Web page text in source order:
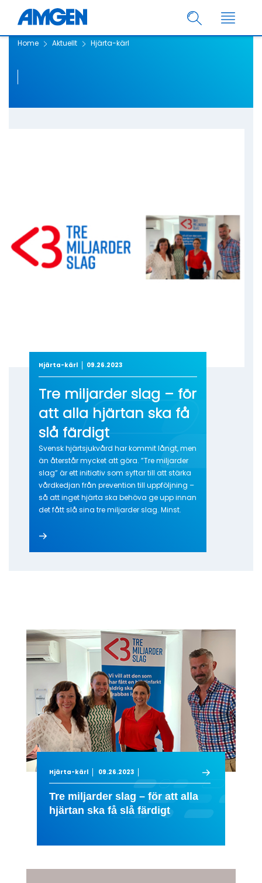
Home Aktuellt Hjärta-kärl
Hjärta-kärl 09.26.2023
Tre miljarder slag – för
att alla hjärtan ska få
slå färdigt
Svensk hjärtsjukvård har kommit långt, men
än återstår mycket att göra. ”Tre miljarder
slag” är ett initiativ som syftar till att stärka
vårdkedjan från prevention till uppföljning –
så att inget hjärta ska behöva ge upp innan
det fått slå sina tre miljarder slag. Minst.
Hjärta-kärl 09.26.2023
Tre miljarder slag – för att alla
hjärtan ska få slå färdigt